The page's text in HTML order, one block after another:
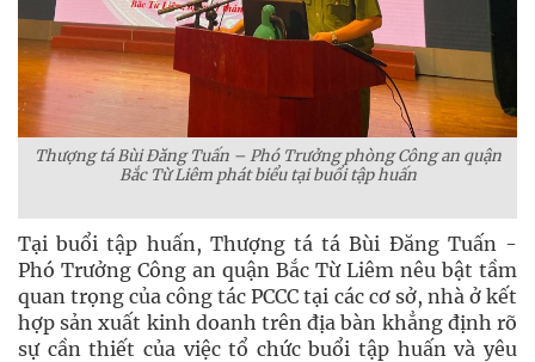
Thượng tá Bùi Đăng Tuấn – Phó Trưởng phòng Công an quận
Bắc Từ Liêm phát biểu tại buổi tập huấn
Tại buổi tập huấn, Thượng tá tá Bùi Đăng Tuấn -
Phó Trưởng Công an quận Bắc Từ Liêm nêu bật tầm
quan trọng của công tác PCCC tại các cơ sở, nhà ở kết
hợp sản xuất kinh doanh trên địa bàn khẳng định rõ
sự cần thiết của việc tổ chức buổi tập huấn và yêu